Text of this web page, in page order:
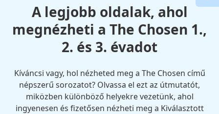
A legjobb oldalak, ahol
megnézheti a The Chosen 1.,
2. és 3. évadot
Kíváncsi vagy, hol nézheted meg a The Chosen című
népszerű sorozatot? Olvassa el ezt az útmutatót,
miközben különböző helyekre vezetünk, ahol
ingyenesen és fizetősen nézheti meg a Kiválasztott